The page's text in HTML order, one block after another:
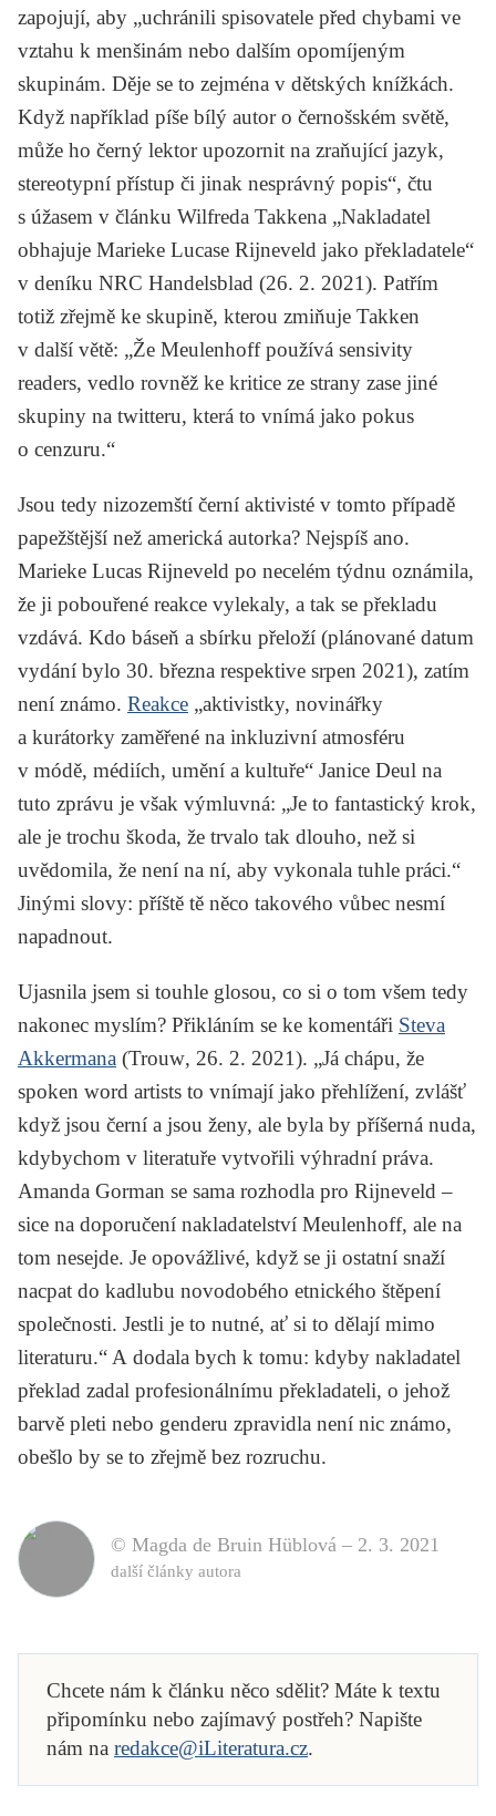
zapojují, aby „uchránili spisovatele před chybami ve
vztahu k menšinám nebo dalším opomíjeným
skupinám. Děje se to zejména v dětských knížkách.
Když například píše bílý autor o černošském světě,
může ho černý lektor upozornit na zraňující jazyk,
stereotypní přístup či jinak nesprávný popis“, čtu
s úžasem v článku Wilfreda Takkena „Nakladatel
obhajuje Marieke Lucase Rijneveld jako překladatele“
v deníku NRC Handelsblad (26. 2. 2021). Patřím
totiž zřejmě ke skupině, kterou zmiňuje Takken
v další větě: „Že Meulenhoff používá sensivity
readers, vedlo rovněž ke kritice ze strany zase jiné
skupiny na twitteru, která to vnímá jako pokus
o cenzuru.“
Jsou tedy nizozemští černí aktivisté v tomto případě
papežštější než americká autorka? Nejspíš ano.
Marieke Lucas Rijneveld po necelém týdnu oznámila,
že ji pobouřené reakce vylekaly, a tak se překladu
vzdává. Kdo báseň a sbírku přeloží (plánované datum
vydání bylo 30. března respektive srpen 2021), zatím
není známo. Reakce „aktivistky, novinářky
a kurátorky zaměřené na inkluzivní atmosféru
v módě, médiích, umění a kultuře“ Janice Deul na
tuto zprávu je však výmluvná: „Je to fantastický krok,
ale je trochu škoda, že trvalo tak dlouho, než si
uvědomila, že není na ní, aby vykonala tuhle práci.“
Jinými slovy: příště tě něco takového vůbec nesmí
napadnout.
Ujasnila jsem si touhle glosou, co si o tom všem tedy
nakonec myslím? Přikláním se ke komentáři Steva
Akkermana (Trouw, 26. 2. 2021). „Já chápu, že
spoken word artists to vnímají jako přehlížení, zvlášť
když jsou černí a jsou ženy, ale byla by příšerná nuda,
kdybychom v literatuře vytvořili výhradní práva.
Amanda Gorman se sama rozhodla pro Rijneveld –
sice na doporučení nakladatelství Meulenhoff, ale na
tom nesejde. Je opovážlivé, když se ji ostatní snaží
nacpat do kadlubu novodobého etnického štěpení
společnosti. Jestli je to nutné, ať si to dělají mimo
literaturu.“ A dodala bych k tomu: kdyby nakladatel
překlad zadal profesionálnímu překladateli, o jehož
barvě pleti nebo genderu zpravidla není nic známo,
obešlo by se to zřejmě bez rozruchu.
© Magda de Bruin Hüblová – 2. 3. 2021
další články autora
Chcete nám k článku něco sdělit? Máte k textu
připomínku nebo zajímavý postřeh? Napište
nám na redakce@iLiteratura.cz.